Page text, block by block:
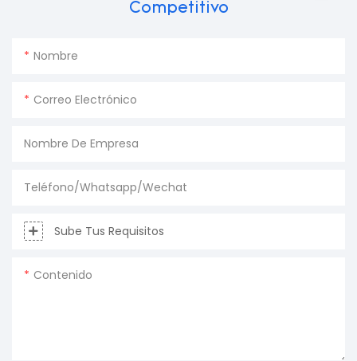
Competitivo
Nombre
Correo Electrónico
Nombre De Empresa
Teléfono/Whatsapp/Wechat
Sube Tus Requisitos
Contenido